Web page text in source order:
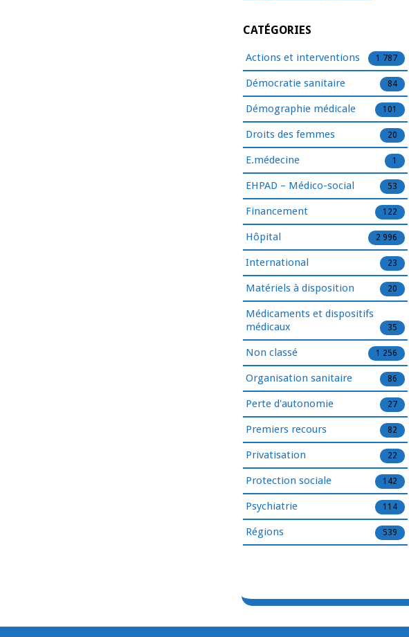
CATÉGORIES
Actions et interventions 1 787
Démocratie sanitaire 84
Démographie médicale 101
Droits des femmes 20
E.médecine 1
EHPAD – Médico-social 53
Financement 122
Hôpital 2 996
International 23
Matériels à disposition 20
Médicaments et dispositifs
médicaux
35
Non classé 1 256
Organisation sanitaire 86
Perte d'autonomie 27
Premiers recours 82
Privatisation 22
Protection sociale 142
Psychiatrie 114
Régions 539